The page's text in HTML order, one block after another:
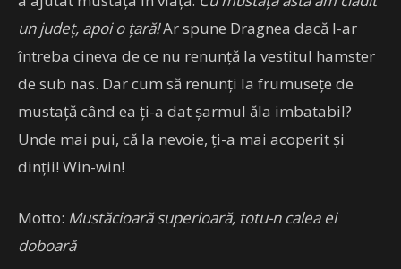
un județ, apoi o țară!Ar spune Dragnea dacă l-ar
întreba cineva de ce nu renunță la vestitul hamster
de sub nas. Dar cum să renunți la frumusețe de
mustață când ea ți-a dat șarmul ăla imbatabil?
Unde mai pui, că la nevoie, ți-a mai acoperit și
dinții! Win-win!
Motto: Mustăcioară superioară, totu-n calea ei
doboară